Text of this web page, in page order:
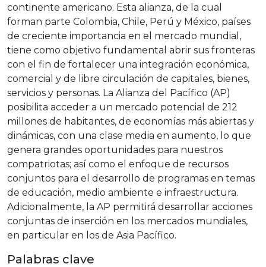
continente americano. Esta alianza, de la cual
forman parte Colombia, Chile, Perú y México, países
de creciente importancia en el mercado mundial,
tiene como objetivo fundamental abrir sus fronteras
con el fin de fortalecer una integración económica,
comercial y de libre circulación de capitales, bienes,
servicios y personas. La Alianza del Pacífico (AP)
posibilita acceder a un mercado potencial de 212
millones de habitantes, de economías más abiertas y
dinámicas, con una clase media en aumento, lo que
genera grandes oportunidades para nuestros
compatriotas; así como el enfoque de recursos
conjuntos para el desarrollo de programas en temas
de educación, medio ambiente e infraestructura.
Adicionalmente, la AP permitirá desarrollar acciones
conjuntas de inserción en los mercados mundiales,
en particular en los de Asia Pacífico.
Palabras clave